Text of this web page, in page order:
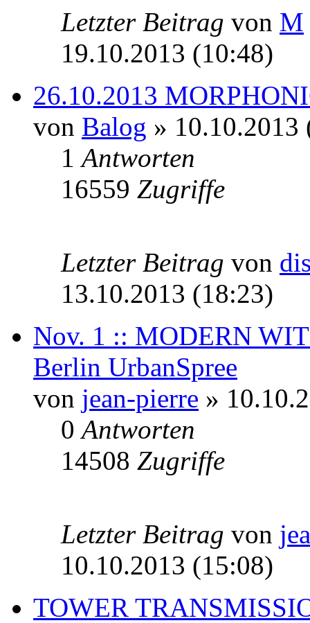
Letzter Beitrag von M
19.10.2013 (10:48)
26.10.2013
von Balog » 10.10.2013
1Antworten
16559 Zugriffe
Letzter Beitrag von
13.10.2013 (18:23)
Nov. 1 :: MODERN
Berlin UrbanSpree
von jean-pierre »
0Antworten
14508 Zugriffe
Letzter Beitrag von
10.10.2013 (15:08)
TOWER